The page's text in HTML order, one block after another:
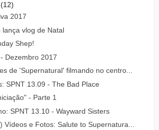
(12)
2017
lança vlog de Natal
Shep!
Dezembro 2017
de 'Supernatural' filmando no centro...
SPNT 13.09 - The Bad Place
- Parte 1
SPNT 13.10 - Wayward Sisters
Vídeos e Fotos: Salute to Supernatura...